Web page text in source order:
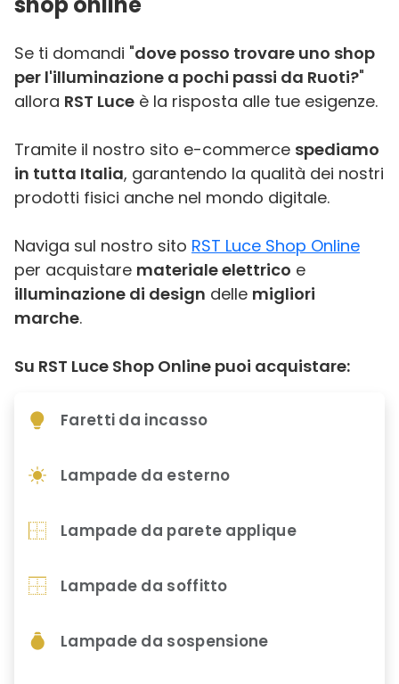
Se ti domandi "dove posso trovare uno shop
per l'illuminazione a pochi passi da Ruoti?"
allora RST Luce è la risposta alle tue esigenze.
Tramite il nostro sito e-commerce spediamo
in tutta Italia, garantendo la qualità dei nostri
prodotti fisici anche nel mondo digitale.
Naviga sul nostro sito RST Luce Shop Online
per acquistare materiale elettrico e
illuminazione di design delle migliori
marche.
Su RST Luce Shop Online puoi acquistare:
Faretti da incasso
Lampade da esterno
Lampade da parete applique
Lampade da soffitto
Lampade da sospensione